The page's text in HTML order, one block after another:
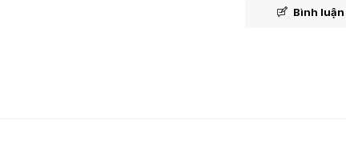
Bình luận